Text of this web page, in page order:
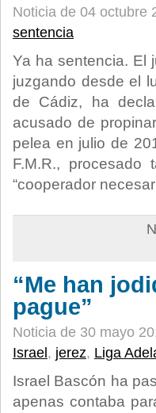
Noticia de 04 octubre
sentencia
Ya ha sentencia. El
juzgando desde el
de Cádiz, ha
acusado de
pelea en julio de
F.M.R.,
“cooperador
“Me han
pague”
Noticia de 30 mayo
Israel , jerez, Liga
Israel Bascón ha
apenas contaba